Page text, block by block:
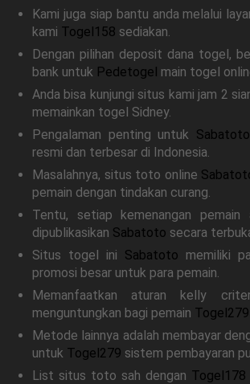
Kami juga siap bantu anda melalui
kami Togel158 sediakan.
Dengan pilihan deposit dana togel,
bank untuk Pedetogel main togel
Anda bisa kunjungi situs kami jam 2
memainkan togel Sidney.
Pengalaman penting untuk Sabatoto
resmi dan terbesar di Indonesia.
Masalahnya, situs toto online
pemain dengan tindakan curang.
Tentu, setiap kemenangan
dipublikasikan Sabatoto secara
Situs togel ini Sabatoto memiliki
promosi besar untuk para pemain.
Memanfaatkan aturan kelly
menguntungkan bagi pemain Togel279
Metode lainnya adalah membayar
untuk Togel279 sistem pembayaran
List situs toto sah dengan Togel178